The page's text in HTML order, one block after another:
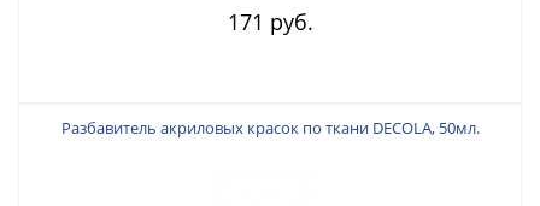
171 руб.
Разбавитель акриловых красок по ткани DECOLA, 50мл.